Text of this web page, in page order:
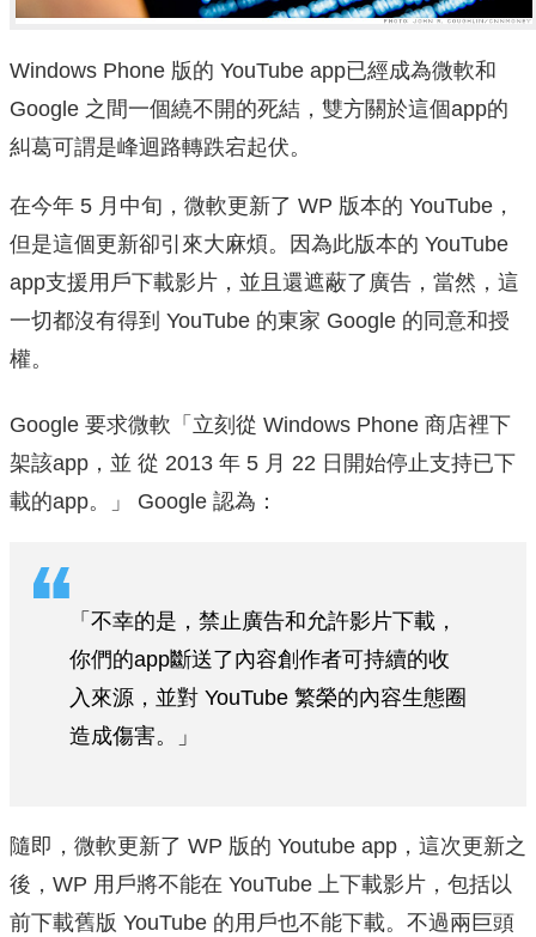
Windows Phone 版的 YouTube app已經成為微軟和
Google 之間一個繞不開的死結，雙方關於這個app的
糾葛可謂是峰迴路轉跌宕起伏。
在今年 5 月中旬，微軟更新了 WP 版本的 YouTube，
但是這個更新卻引來大麻煩。因為此版本的 YouTube
app支援用戶下載影片，並且還遮蔽了廣告，當然，這
一切都沒有得到 YouTube 的東家 Google 的同意和授
權。
Google 要求微軟「立刻從 Windows Phone 商店裡下
架該app，並 從 2013 年 5 月 22 日開始停止支持已下
載的app。」 Google 認為：
「不幸的是，禁止廣告和允許影片下載，
你們的app斷送了內容創作者可持續的收
入來源，並對 YouTube 繁榮的內容生態圈
造成傷害。」
隨即，微軟更新了 WP 版的 Youtube app，這次更新之
後，WP 用戶將不能在 YouTube 上下載影片，包括以
前下載舊版 YouTube 的用戶也不能下載。不過兩巨頭